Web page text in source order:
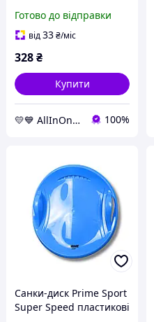
синій AllInOne -market-
without-queues-
Готово до відправки
від33₴/міс
328₴
Купити
💛💙 AllInOne - знаходь все необхідне в одному магазині! 100%
Санки-диск Prime Sport
Super Speed пластикові